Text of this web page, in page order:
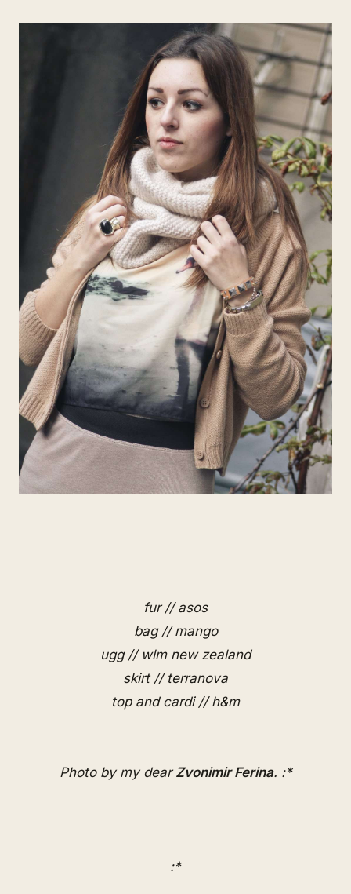
fur // asos
bag // mango
ugg // wlm new zealand
skirt // terranova
top and cardi // h&m
Photo by my dearZvonimir Ferina. :*
:*